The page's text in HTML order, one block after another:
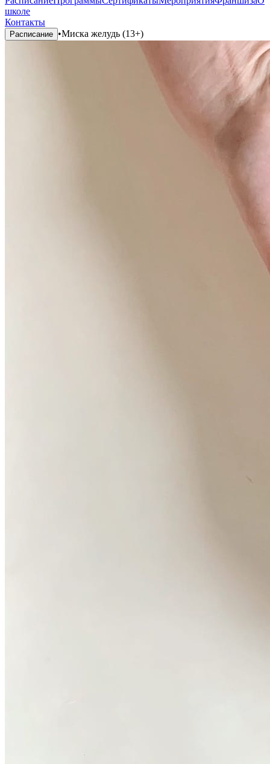
школе
Контакты
Расписание •Миска желудь (13+)